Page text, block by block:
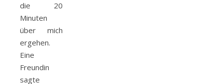
die 20
Minuten
über mich
ergehen.
Eine
Freundin
sagte